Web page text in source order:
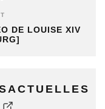
DE LOUISE XIV